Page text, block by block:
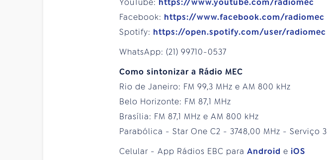
Facebook: https://www.facebook.com/radiomec
Spotify: https://open.spotify.com/user/radiomec
WhatsApp: (21) 99710-0537
Como sintonizar a Rádio MEC
Rio de Janeiro: FM 99,3 MHz e AM 800 kHz
Belo Horizonte: FM 87,1 MHz
Brasília: FM 87,1 MHz e AM 800 kHz
Parabólica - Star One C2 - 3748,00 MHz - Serviço 3
Celular - App Rádios EBC para Android e iOS